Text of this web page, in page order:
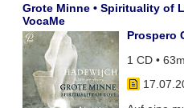
Grote Minne • Spirituality of
VocaMe
Prospero
1 CD •